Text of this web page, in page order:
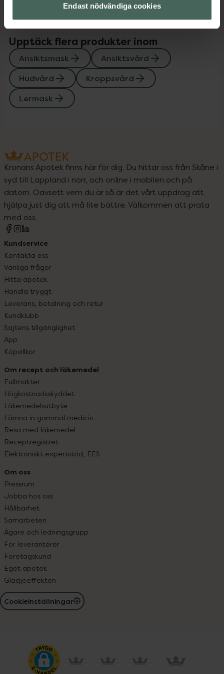
Endast nödvändiga cookies
Upptäck flera produkter inom
Ansiktsmask
Ansiktsvård
Hudvård
Kroppsvård
Lermask
Kronans Apotek finns här för dig. Du hittar oss från Skåne i
syd till Lappland i norr, och online i mobilen och på
datorn. Oavsett vem du är så är det vårt uppdrag att
hjälpa just dig att må lite bättre. Välkommen att prata
med oss.
Kundservice
Kontakta oss
Vanliga frågor
Hitta apotek
Handla tryggt
Leverans, betalning och retur
Kundklubb
Sajtens tillgänglighet
App
Köpvillkor
Om recept och läkemedel
Fullmakter
Högkostnadsskyddet
Läkemedelsutbyte
Lämna in gammal medicin
Resa med läkemedel
Receptregistret
Elektroniskt expertstöd, EES
Om oss
Pressrum
Jobba hos oss
Hållbarhet
Samarbeten
Ägare och ledningsgrupp
För leverantörer
Företagskund
Eget apotek
Glädjeeffekten
Cookieinställningar